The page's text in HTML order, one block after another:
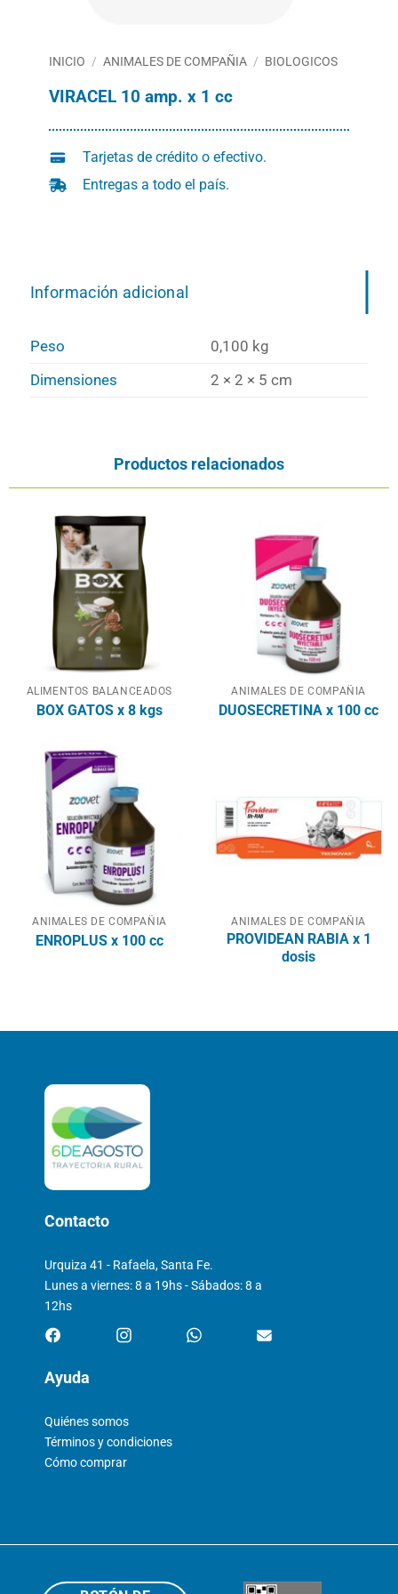
INICIO / ANIMALES DE COMPAÑIA / BIOLOGICOS
VIRACEL 10 amp. x 1 cc
Tarjetas de crédito o efectivo.
Entregas a todo el país.
Información adicional
Peso
0,100 kg
Dimensiones
2 × 2 × 5 cm
Productos relacionados
ALIMENTOS BALANCEADOS
BOX GATOS x 8 kgs
ANIMALES DE COMPAÑIA
DUOSECRETINA x 100 cc
ANIMALES DE COMPAÑIA
ENROPLUS x 100 cc
ANIMALES DE COMPAÑIA
PROVIDEAN RABIA x 1
dosis
Contacto
Urquiza 41 - Rafaela, Santa Fe.
Lunes a viernes: 8 a 19hs - Sábados: 8 a
12hs
Ayuda
Quiénes somos
Términos y condiciones
Cómo comprar